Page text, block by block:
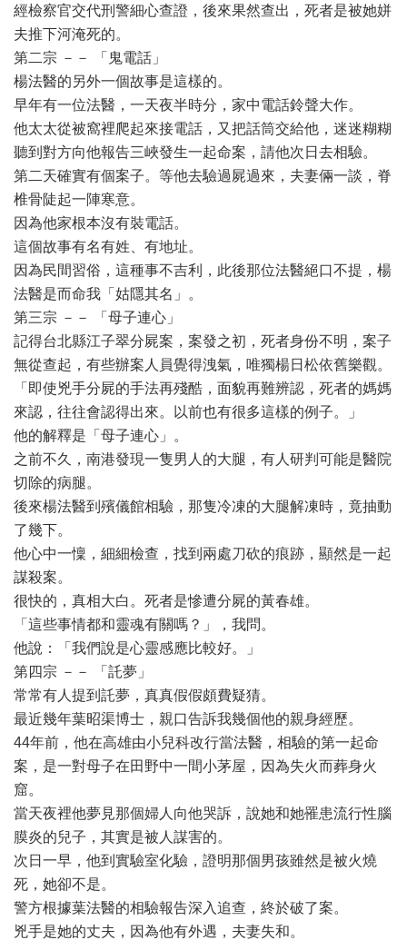
經檢察官交代刑警細心查證，後來果然查出，死者是被她姘
夫推下河淹死的。
第二宗 －－ 「鬼電話」
楊法醫的另外一個故事是這樣的。
早年有一位法醫，一天夜半時分，家中電話鈴聲大作。
他太太從被窩裡爬起來接電話，又把話筒交給他，迷迷糊糊
聽到對方向他報告三峽發生一起命案，請他次日去相驗。
第二天確實有個案子。等他去驗過屍過來，夫妻倆一談，脊
椎骨陡起一陣寒意。
因為他家根本沒有裝電話。
這個故事有名有姓、有地址。
因為民間習俗，這種事不吉利，此後那位法醫絕口不提，楊
法醫是而命我「姑隱其名」。
第三宗 －－ 「母子連心」
記得台北縣江子翠分屍案，案發之初，死者身份不明，案子
無從查起，有些辦案人員覺得洩氣，唯獨楊日松依舊樂觀。
「即使兇手分屍的手法再殘酷，面貌再難辨認，死者的媽媽
來認，往往會認得出來。以前也有很多這樣的例子。」
他的解釋是「母子連心」。
之前不久，南港發現一隻男人的大腿，有人研判可能是醫院
切除的病腿。
後來楊法醫到殯儀館相驗，那隻冷凍的大腿解凍時，竟抽動
了幾下。
他心中一懍，細細檢查，找到兩處刀砍的痕跡，顯然是一起
謀殺案。
很快的，真相大白。死者是慘遭分屍的黃春雄。
「這些事情都和靈魂有關嗎？」，我問。
他說：「我們說是心靈感應比較好。」
第四宗 －－ 「託夢」
常常有人提到託夢，真真假假頗費疑猜。
最近幾年葉昭渠博士，親口告訴我幾個他的親身經歷。
44年前，他在高雄由小兒科改行當法醫，相驗的第一起命
案，是一對母子在田野中一間小茅屋，因為失火而葬身火
窟。
當天夜裡他夢見那個婦人向他哭訴，說她和她罹患流行性腦
膜炎的兒子，其實是被人謀害的。
次日一早，他到實驗室化驗，證明那個男孩雖然是被火燒
死，她卻不是。
警方根據葉法醫的相驗報告深入追查，終於破了案。
兇手是她的丈夫，因為他有外遇，夫妻失和。